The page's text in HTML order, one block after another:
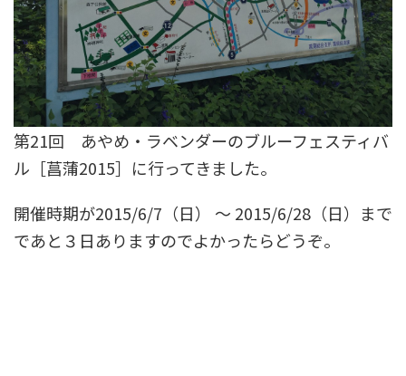
第21回 あやめ・ラベンダーのブルーフェスティバ
ル［菖蒲2015］に行ってきました。
開催時期が2015/6/7（日） ～ 2015/6/28（日）まで
であと３日ありますのでよかったらどうぞ。